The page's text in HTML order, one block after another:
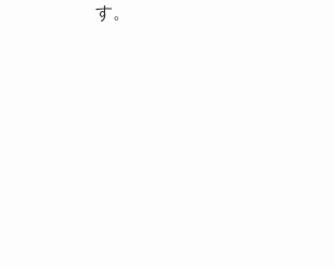
す。